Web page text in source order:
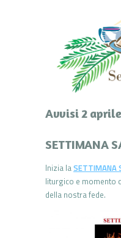
Avvisi 2
SETTIMANA
Inizia laSETTIMANA
liturgico e momento
della nostra fede.